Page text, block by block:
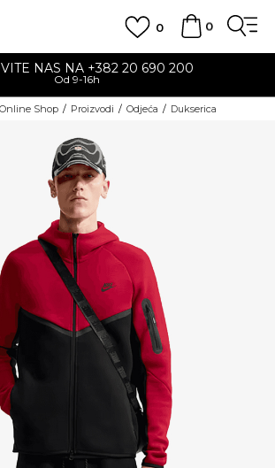
0
0
NAS NA +382 20 690 200
Od 9-16h
Shop Proizvodi Odjeća Dukserica